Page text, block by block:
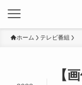
ホーム テレビ番組
【